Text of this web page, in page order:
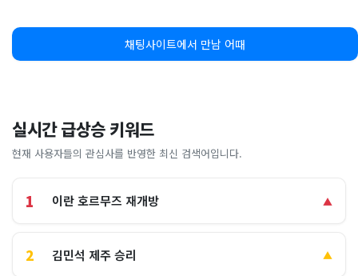
채팅사이트에서 만남 어때
실시간 급상승 키워드
현재 사용자들의 관심사를 반영한 최신 검색어입니다.
1 이란 호르무즈 재개방 ▲
2 김민석 제주 승리 ▲